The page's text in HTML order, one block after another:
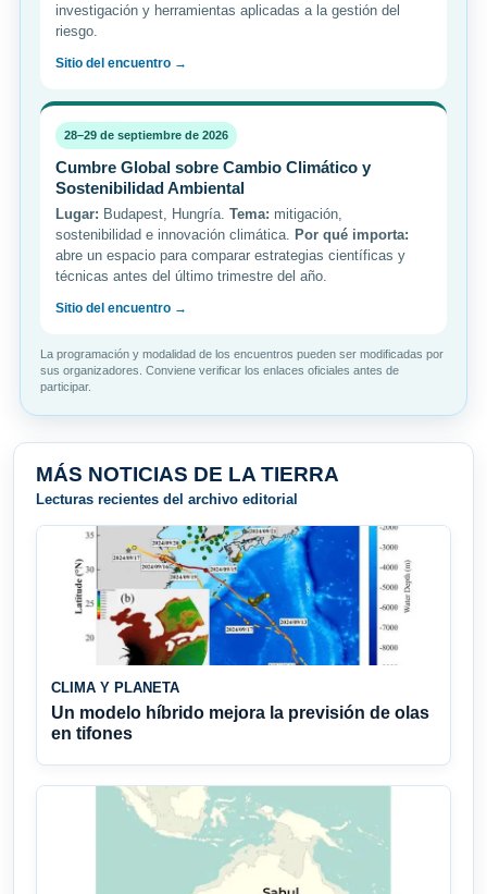
investigación y herramientas aplicadas a la gestión del
riesgo.
Sitio del encuentro →
28–29 de septiembre de 2026
Cumbre Global sobre Cambio Climático y
Sostenibilidad Ambiental
Lugar: Budapest, Hungría. Tema: mitigación,
sostenibilidad e innovación climática.
Por qué importa:
abre un espacio para comparar estrategias científicas y
técnicas antes del último trimestre del año.
Sitio del encuentro →
La programación y modalidad de los encuentros pueden ser modificadas por
sus organizadores. Conviene verificar los enlaces oficiales antes de
participar.
MÁS NOTICIAS DE LA TIERRA
Lecturas recientes del archivo editorial
CLIMA Y PLANETA
Un modelo híbrido mejora la previsión de olas
en tifones